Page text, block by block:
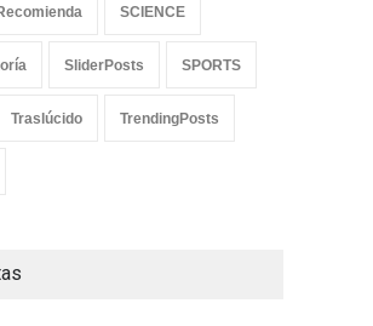
SCIENCE
SliderPosts SPORTS
Traslúcido TrendingPosts